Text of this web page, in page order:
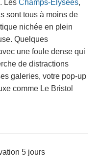
Les Champs-Élysées,
sont tous à moins de
nichée en plein
Quelques
une foule dense qui
de distractions
galeries, votre pop-up
comme Le Bristol
5 jours